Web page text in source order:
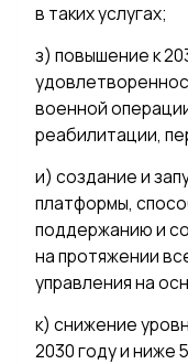
в таких услугах;
з) повышение к
военной
реабилитации,
и) создание и
платформы,
поддержанию и
на протяжении
управления на
к) снижение
2030 году и ниже